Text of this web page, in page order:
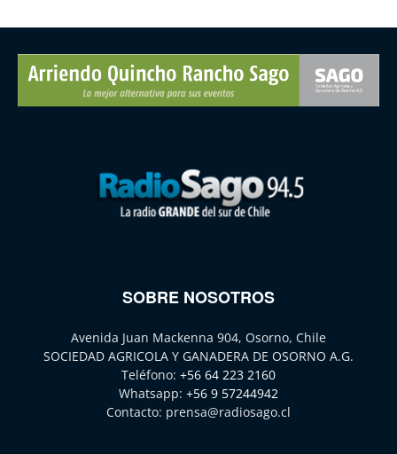
SOBRE NOSOTROS
Avenida Juan Mackenna 904, Osorno, Chile
SOCIEDAD AGRICOLA Y GANADERA DE OSORNO A.G.
Teléfono: +56 64 223 2160
Whatsapp: +56 9 57244942
Contacto: prensa@radiosago.cl